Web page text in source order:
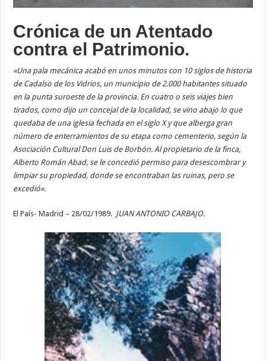
Crónica de un Atentado
contra el Patrimonio.
«Una pala mecánica acabó en unos minutos con 10 siglos de historia
de Cadalso de los Vidrios, un municipio de 2.000 habitantes situado
en la punta suroeste de la provincia. En cuatro o seis viajes bien
tirados, como dijo un concejal de la localidad, se vino abajo lo que
quedaba de una iglesia fechada en el siglo X y que alberga gran
número de enterramientos de su etapa como cementerio, según la
Asociación Cultural Don Luis de Borbón. Al propietario de la finca,
Alberto Román Abad, se le concedió permiso para desescombrar y
limpiar su propiedad, donde se encontraban las ruinas, pero se
excedió».
El País- Madrid – 28/02/1989. JUAN ANTONIO CARBAJO.